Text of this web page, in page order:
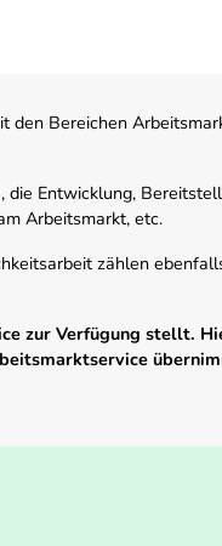
den Bereichen
Entwicklung,
Arbeitsmarkt, etc.
zählen
zur Verfügung stellt.